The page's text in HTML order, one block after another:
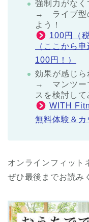
強制力がなく
→ ライブ型
よう！
100円（
（ここから
100円！）
効果が感じら
→ マンツー
スを検討して
WITH
無料体験＆カ
オンラインフィット
ぜひ最後までお読み